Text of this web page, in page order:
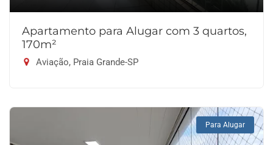
Apartamento para Alugar com 3 quartos,
170m²
Aviação, Praia Grande-SP
Para Alugar